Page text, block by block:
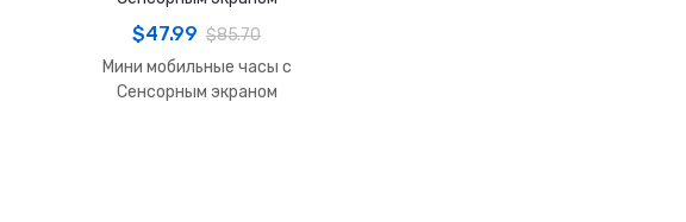
$47.99 $85.70
Мини мобильные часы с
Сенсорным экраном